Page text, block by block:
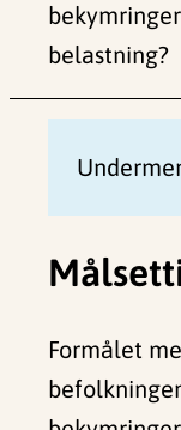
belastning?
Formålet